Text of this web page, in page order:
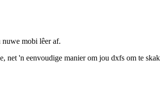
nuwe mobi lêer af.
net 'n eenvoudige manier om jou dxfs om te